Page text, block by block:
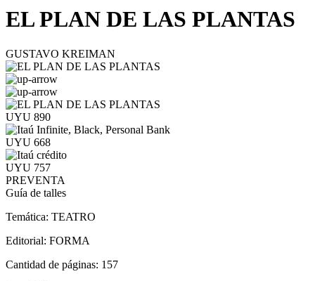
EL PLAN DE LAS PLANTAS
GUSTAVO KREIMAN
UYU 890
UYU 668
UYU 757
PREVENTA
Guía de talles
Temática: TEATRO
Editorial: FORMA
Cantidad de páginas: 157